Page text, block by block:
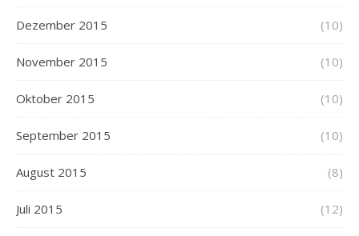
Dezember 2015 (10)
November 2015 (10)
Oktober 2015 (10)
September 2015 (10)
August 2015 (8)
Juli 2015 (12)